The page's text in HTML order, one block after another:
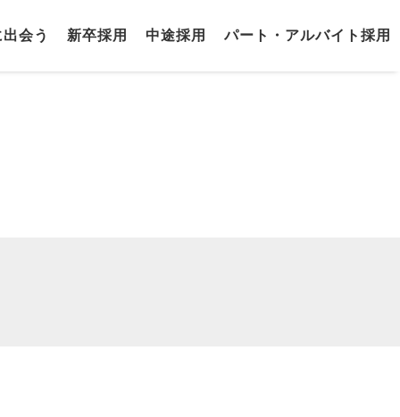
会う 新卒採用 中途採用 パート・アルバイト採用